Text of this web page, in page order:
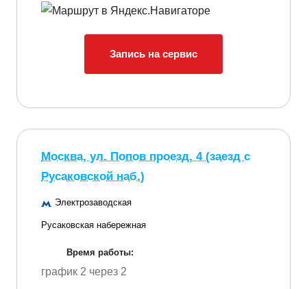
Запись на сервис
Москва, ул. Попов проезд, 4 (заезд с
Русаковской наб.)
Электрозаводская
Русаковская набережная
Время работы:
график 2 через 2